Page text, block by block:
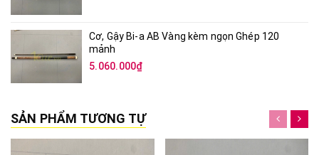
Cơ, Gậy Bi-a AB Vàng kèm ngọn Ghép 120
mảnh
5.060.000₫
SẢN PHẨM TƯƠNG TỰ